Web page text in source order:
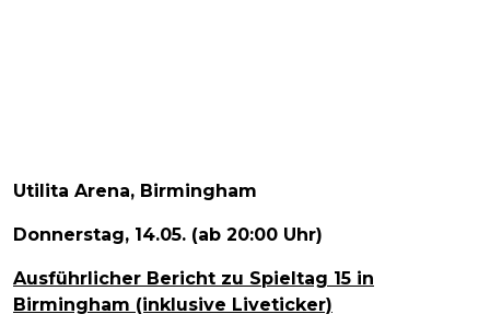
Utilita Arena, Birmingham
Donnerstag, 14.05. (ab 20:00 Uhr)
Ausführlicher Bericht zu Spieltag 15 in
Birmingham (inklusive Liveticker)